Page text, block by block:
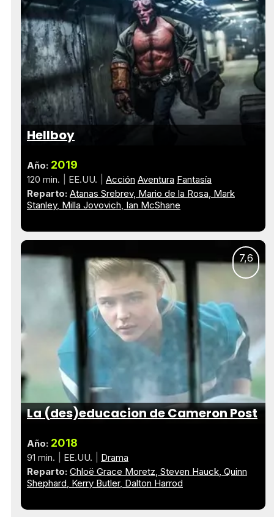
Hellboy
Año: 2019
120 min. EE.UU. Acción Aventura Fantasía
Reparto: Atanas Srebrev Mario de la Rosa Mark
Stanley Milla Jovovich Ian McShane
7,6
La (des)educacion de Cameron Post
Año: 2018
91 min. EE.UU.
Drama
Reparto: Chloë Grace Moretz Steven Hauck Quinn
Shephard Kerry Butler Dalton Harrod